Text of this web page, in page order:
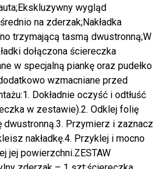
wygląd
na zderzak;Nakładka
trzymającą tasmą dwustronną;W
dołączona ściereczka
w specjalną piankę oraz pudełko
wzmacniane przed
Dokładnie oczyść i odtłuść
w zestawie).2. Odklej folię
Przymierz i zaznacz
nakładkę.4. Przyklej i mocno
jej powierzchni.ZESTAW